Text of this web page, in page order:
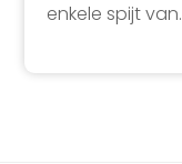
enkele spijt van.